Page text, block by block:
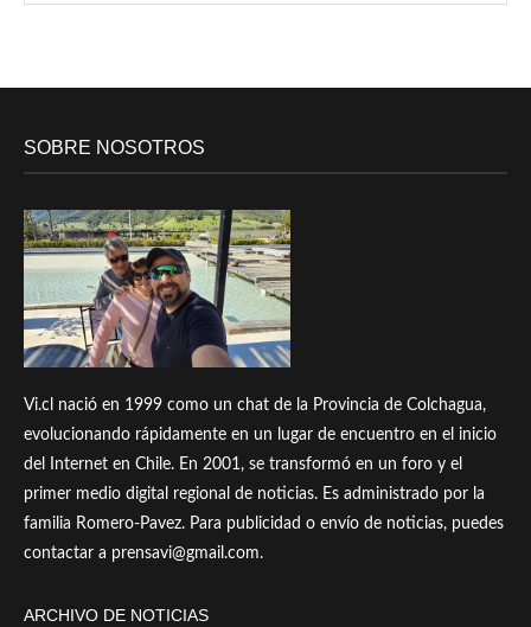
SOBRE NOSOTROS
Vi.cl nació en 1999 como un chat de la Provincia de Colchagua,
evolucionando rápidamente en un lugar de encuentro en el inicio
del Internet en Chile. En 2001, se transformó en un foro y el
primer medio digital regional de noticias. Es administrado por la
familia Romero-Pavez. Para publicidad o envío de noticias, puedes
contactar a prensavi@gmail.com.
ARCHIVO DE NOTICIAS